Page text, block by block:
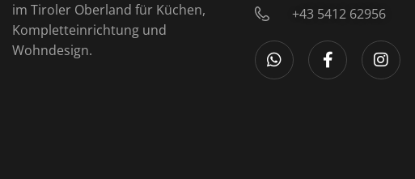
im Tiroler Oberland für Küchen,
Kompletteinrichtung und
Wohndesign.
+43 5412 62956